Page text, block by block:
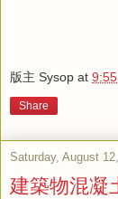
版主 Sysop at
Share
Saturday, August
建築物混凝